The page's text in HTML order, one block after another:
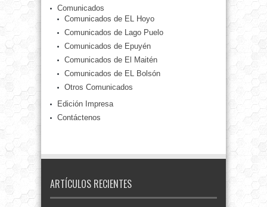
Comunicados
Comunicados de EL Hoyo
Comunicados de Lago Puelo
Comunicados de Epuyén
Comunicados de El Maitén
Comunicados de EL Bolsón
Otros Comunicados
Edición Impresa
Contáctenos
ARTÍCULOS RECIENTES